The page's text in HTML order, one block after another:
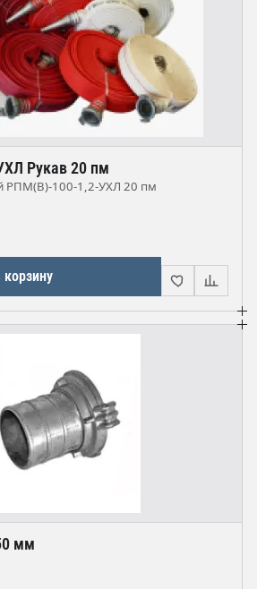
Рукав 20 пм
РПМ(В)-100-1,2-УХЛ 20 пм
корзину
мм